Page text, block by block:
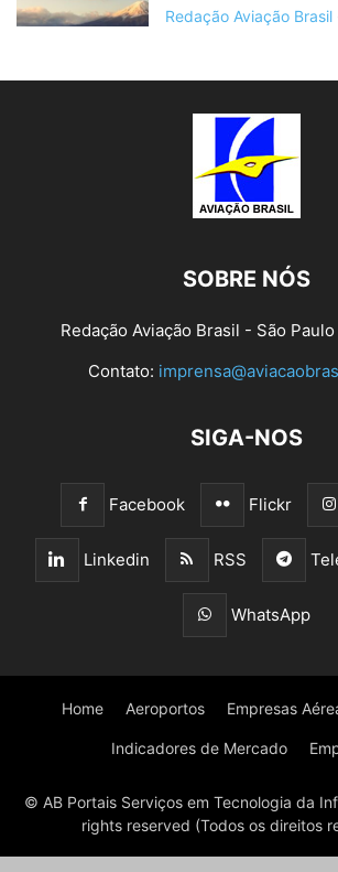
Redação Aviação Brasil
SOBRE NÓS
Redação Aviação Brasil - São
Contato:
SIGA-NOS
Facebook Flickr
Linkedin RSS
WhatsApp
Home Aeroportos Empresas
Indicadores de Mercado
© AB Portais Serviços em Tecnologia da
rights reserved (Todos os direitos